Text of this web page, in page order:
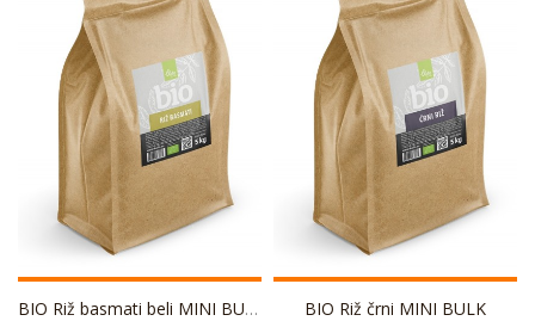
BIO Riž basmati beli MINI BULK
BIO Riž črni MINI BULK